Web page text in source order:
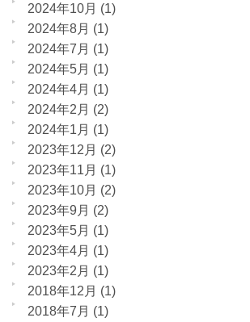
2024年10月 (1)
2024年8月 (1)
2024年7月 (1)
2024年5月 (1)
2024年4月 (1)
2024年2月 (2)
2024年1月 (1)
2023年12月 (2)
2023年11月 (1)
2023年10月 (2)
2023年9月 (2)
2023年5月 (1)
2023年4月 (1)
2023年2月 (1)
2018年12月 (1)
2018年7月 (1)